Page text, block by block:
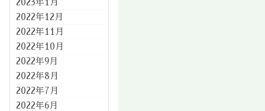
2023年1月
2022年12月
2022年11月
2022年10月
2022年9月
2022年8月
2022年7月
2022年6月